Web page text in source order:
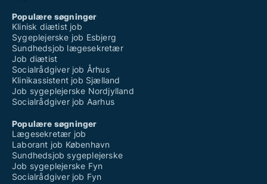
Populære søgninger
Klinisk diætist job
Sygeplejerske job Esbjerg
Sundhedsjob lægesekretær
Job diætist
Socialrådgiver job Århus
Klinikassistent job Sjælland
Job sygeplejerske Nordjylland
Socialrådgiver job Aarhus
Populære søgninger
Lægesekretær job
Laborant job København
Sundhedsjob sygeplejerske
Job sygeplejerske Fyn
Socialrådgiver job Fyn